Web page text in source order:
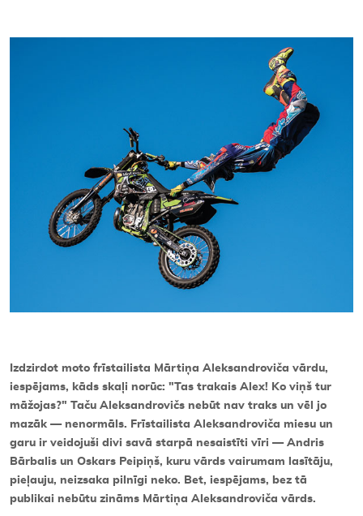
Izdzirdot moto frīstailista Mārtiņa Aleksandroviča vārdu,
iespējams, kāds skaļi norūc: "Tas trakais Alex! Ko viņš tur
māžojas?" Taču Aleksandrovičs nebūt nav traks un vēl jo
mazāk — nenormāls. Frīstailista Aleksandroviča miesu un
garu ir veidojuši divi savā starpā nesaistīti vīri — Andris
Bārbalis un Oskars Peipiņš, kuru vārds vairumam lasītāju,
pieļauju, neizsaka pilnīgi neko. Bet, iespējams, bez tā
publikai nebūtu zināms Mārtiņa Aleksandroviča vārds.